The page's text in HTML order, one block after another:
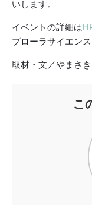
いします。
イベントの詳細は
プローラサイエン
取材・文／やまさき
こ